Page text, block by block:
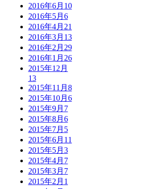
2016年6月 10
2016年5月 6
2016年4月 21
2016年3月 13
2016年2月 29
2016年1月 26
2015年12月
13
2015年11月 8
2015年10月 6
2015年9月 7
2015年8月 6
2015年7月 5
2015年6月 11
2015年5月 3
2015年4月 7
2015年3月 7
2015年2月 1